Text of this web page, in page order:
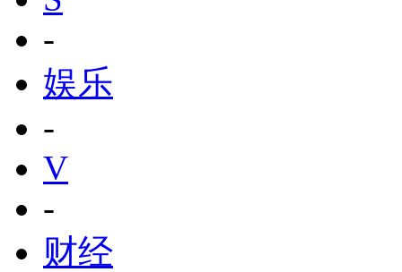
-
娱乐
-
V
-
财经